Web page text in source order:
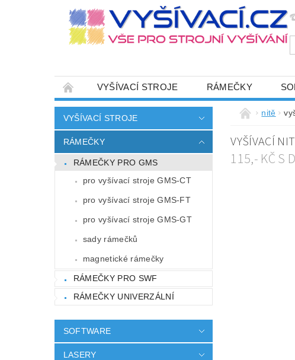
VYŠÍVACÍ STROJE RÁMEČKY
JEHLY SADY NITÍ A STARTOVACÍ SETY PRO
HOT-FIX APLIKACE ZAKÁZKOVÁ VÝROBA,
CENÍK DOPRAVY (NÁKLADŮ EXPEDICE) PLATNÝ
ZÁSADY OCHRANY OSOBNÍCH ÚDAJŮ
VYŠÍVACÍ STROJE
RÁMEČKY
RÁMEČKY PRO GMS
pro vyšívací stroje GMS-CT
pro vyšívací stroje GMS-FT
pro vyšívací stroje GMS-GT
sady rámečků
magnetické rámečky
RÁMEČKY PRO SWF
RÁMEČKY UNIVERZÁLNÍ
SOFTWARE
LASERY
nitě
VYŠÍVACÍ
115,- KČ S